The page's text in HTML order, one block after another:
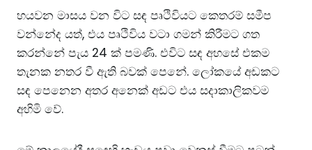
හයවන මාසය වන විට සඳ පෘථිවියට කෙතරම් සමීප
වන්නේද යත්, එය පෘථිවිය වටා ගමන් කිරීමට ගත
කරන්නේ පැය 24 ක් පමණි. එවිට සඳ අහසේ එකම
තැනක නතර වී ඇති බවක් පෙනේ. ලෝකයේ අඩකට
සඳ පෙනෙන අතර අනෙක් අඩට එය සදාකාලිකවම
අහිමි වේ.